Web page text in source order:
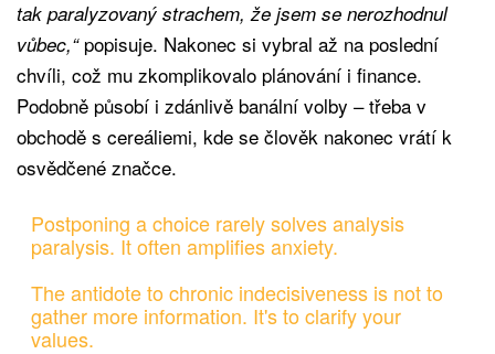
tak paralyzovaný strachem, že jsem se nerozhodnul
vůbec,“popisuje. Nakonec si vybral až na poslední
chvíli, což mu zkomplikovalo plánování i finance.
Podobně působí i zdánlivě banální volby – třeba v
obchodě s cereáliemi, kde se člověk nakonec vrátí k
osvědčené značce.
Postponing a choice rarely solves analysis
paralysis. It often amplifies anxiety.
The antidote to chronic indecisiveness is not to
gather more information. It's to clarify your
values.